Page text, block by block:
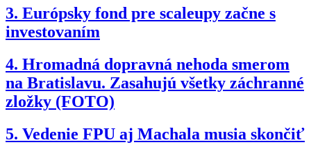
3. Európsky fond pre scaleupy začne s
investovaním
4. Hromadná dopravná nehoda smerom
na Bratislavu. Zasahujú všetky záchranné
zložky (FOTO)
5. Vedenie FPU aj Machala musia skončiť